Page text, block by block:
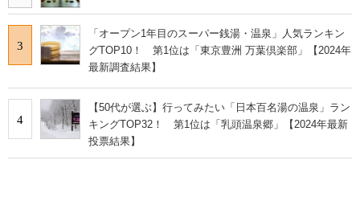
3
「オープン1年目のスーパー銭湯・温泉」人気ランキン
グTOP10！ 第1位は「東京豊洲 万葉倶楽部」【2024年
最新調査結果】
4
【50代が選ぶ】行ってみたい「日本百名湯の温泉」ラン
キングTOP32！ 第1位は「乳頭温泉郷」【2024年最新
投票結果】